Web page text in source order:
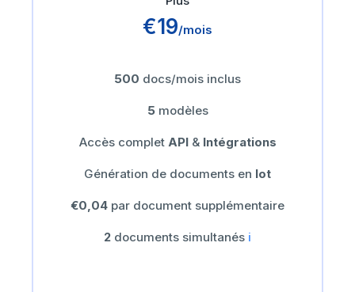
€19/mois
500 docs/mois inclus
5modèles
Accès complet API& Intégrations
Génération de documents en lot
€0,04 par document supplémentaire
2 documents simultanés ℹ️